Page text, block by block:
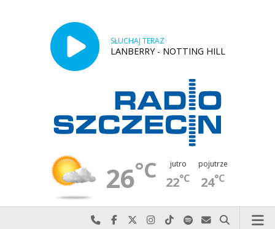
SŁUCHAJ TERAZ
LANBERRY - NOTTING HILL
26°C jutro
22°C
pojutrze
24°C
Najlepiej po prostu do nas zadzwoń
Odwiedź nas na Facebook-u
Odwiedź nas na X
Odwiedź nas na Instagram-ie
Odwiedź nas na TikTok-u
Szukaj nas na Spotify
Wyślij do nas
Szukaj